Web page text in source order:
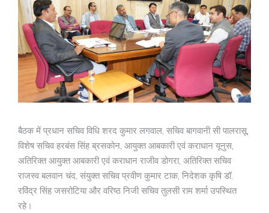
बैठक में प्रधान सचिव विधि शरद कुमार लगवाल, सचिव बागवानी सी पालरासू,
विशेष सचिव हरबंस सिंह ब्रसकोन, आयुक्त आबकारी एवं कराधान यूनुस,
अतिरिक्त आयुक्त आबकारी एवं कराधान राजीव डोगरा, अतिरिक्त सचिव
राजस्व बलवान चंद, संयुक्त सचिव प्रवीण कुमार टाक, निदेशक कृषि डॉ.
रविंद्र सिंह जसरोटिया और वरिष्ठ निजी सचिव तुलसी राम शर्मा उपस्थित
रहे।